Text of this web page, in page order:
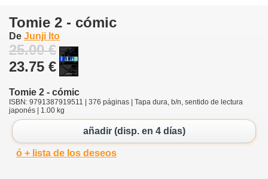
Tomie 2 - cómic
De Junji Ito
25.00 €
23.75 €
Tomie 2 - cómic
ISBN: 9791387919511 | 376 páginas | Tapa dura, b/n, sentido de lectura
japonés | 1.00 kg
añadir (disp. en 4 días)
ó + lista de los deseos